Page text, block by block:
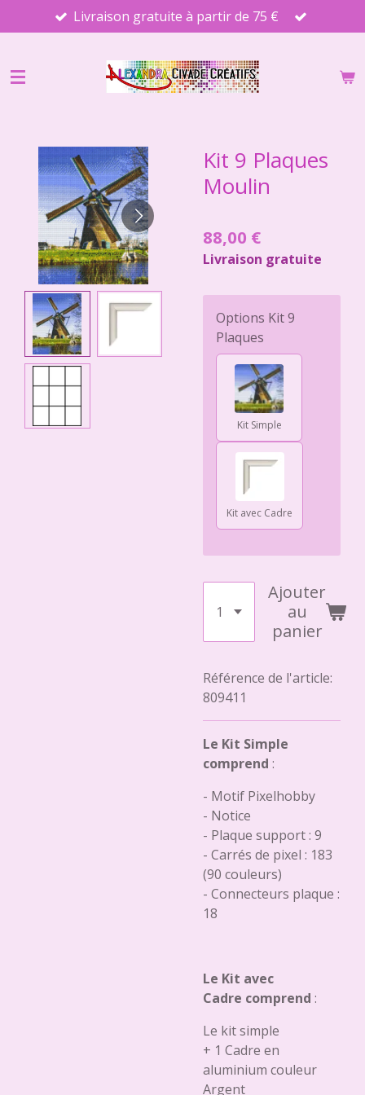
au
principal
Livraison gratuite à partir de 75 €
Kit 9 Plaques
Moulin
88,00 €
Livraison gratuite
Options Kit 9
Plaques
Kit Simple
Kit avec Cadre
Ajouter
au
panier
Référence de l'article:
809411
Le Kit Simple
comprend :
- Motif Pixelhobby
- Notice
- Plaque support : 9
- Carrés de pixel : 183
(90 couleurs)
- Connecteurs plaque :
18
Le Kit avec
Cadre comprend :
Le kit simple
+ 1 Cadre en
aluminium couleur
Argent